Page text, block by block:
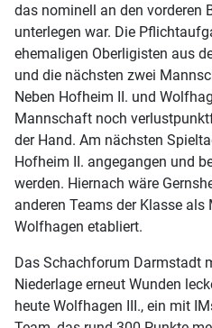
das nominell an den vorderen
unterlegen war. Die
ehemaligen Oberligisten aus
und die nächsten zwei
Neben Hofheim II. und
Mannschaft noch
der Hand. Am nächsten
Hofheim II. angegangen und
werden. Hiernach wäre
anderen Teams der Klasse
Wolfhagen etabliert.
Das Schachforum Darmstadt
Niederlage erneut Wunden
heute Wolfhagen III., ein mit